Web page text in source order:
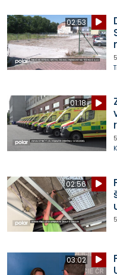
02:53
01:18
02:56
03:02